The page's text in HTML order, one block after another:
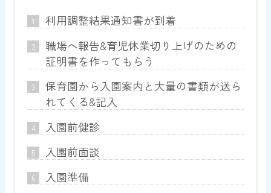
利用調整結果通知書が到着
職場へ報告&育児休業切り上げのための
証明書を作ってもらう
保育園から入園案内と大量の書類が送ら
れてくる&記入
入園前健診
入園前面談
入園準備